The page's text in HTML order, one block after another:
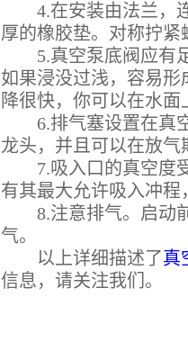
4.在安装由法兰，连
厚的橡胶垫。对称拧紧
5.真空泵底阀应有足
如果浸没过浅，容易
降很快，你可以在水面
6.排气塞设置在真空
龙头，并且可以在放气
7.吸入口的真空度受
有其最大允许吸入冲程
8.注意排气。启动前
气。
以上详细描述了真
信息，请关注我们。